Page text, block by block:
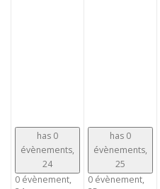
has 0
évènements,
24
0 évènement,
has 0
évènements,
25
0 évènement,